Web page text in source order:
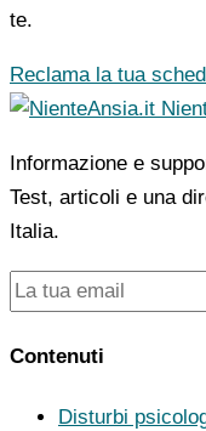
te.
Reclama la tua
Informazione e
Test, articoli e una
Italia.
Contenuti
Disturbi